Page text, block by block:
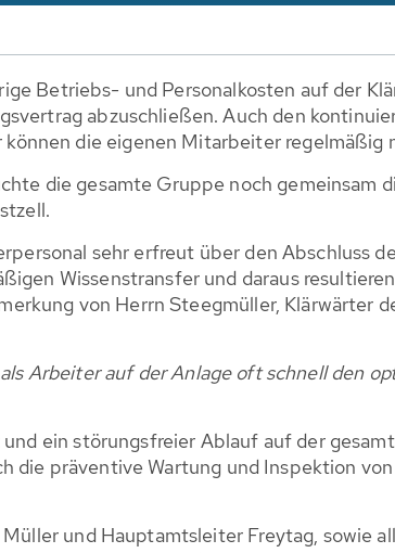
Betriebs- und Personalkosten auf der
abzuschließen. Auch den
die eigenen Mitarbeiter regelmäßig
die gesamte Gruppe noch gemeinsam
sehr erfreut über den Abschluss
Wissenstransfer und daraus
von Herrn Steegmüller, Klärwärter
Arbeiter auf der Anlage oft schnell den
ein störungsfreier Ablauf auf der
die präventive Wartung und Inspektion von
und Hauptamtsleiter Freytag, sowie